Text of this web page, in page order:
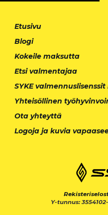
Etusivu
Blogi
Kokeile maksutta
Etsi valmentajaa
SYKE
Yhteisöllinen
Ota yhteyttä
Logoja ja kuvia
Y-tunnus: